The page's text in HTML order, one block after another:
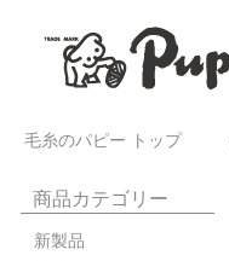
毛糸のパピー トップ
商品カテゴリー
新製品